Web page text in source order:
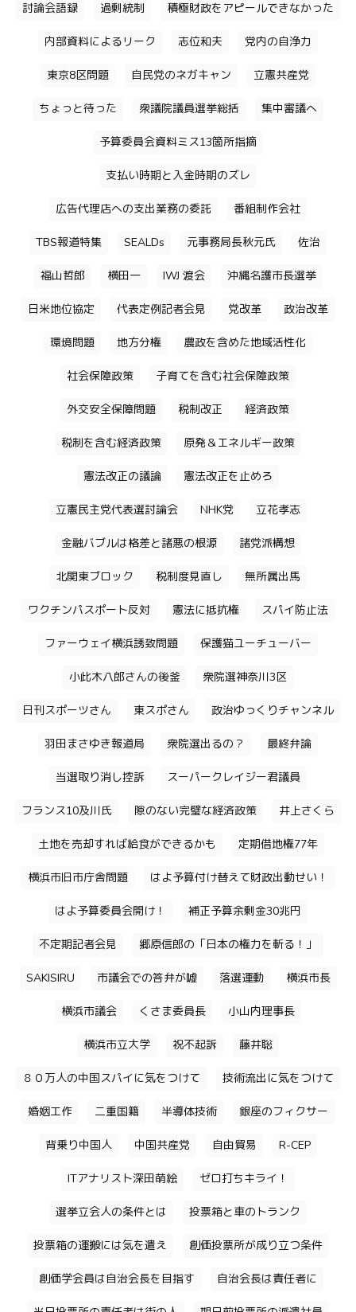
討論会語録 過剰統制 積極財政をアピールできなかった
内部資料によるリーク 志位和夫 党内の自浄力
東京8区問題 自民党のネガキャン 立憲共産党
ちょっと待った 衆議院議員選挙総括 集中審議へ
予算委員会資料ミス13箇所指摘
支払い時期と入金時期のズレ
広告代理店への支出業務の委託 番組制作会社
TBS報道特集 SEALDs 元事務局長秋元氏 佐治
福山哲郎 横田一 IWJ 渡会 沖縄名護市長選挙
日米地位協定 代表定例記者会見 党改革 政治改革
環境問題 地方分権 農政を含めた地域活性化
社会保障政策 子育てを含む社会保障政策
外交安全保障問題 税制改正 経済政策
税制を含む経済政策 原発＆エネルギー政策
憲法改正の議論 憲法改正を止めろ
立憲民主党代表選討論会 NHK党 立花孝志
金融バブルは格差と諸悪の根源 諸党派構想
北関東ブロック 税制度見直し 無所属出馬
ワクチンパスポート反対 憲法に抵抗権 スパイ防止法
ファーウェイ横浜誘致問題 保護猫ユーチューバー
小此木八郎さんの後釜 衆院選神奈川3区
日刊スポーツさん 東スポさん 政治ゆっくりチャンネル
羽田まさゆき報道局 衆院選出るの？ 最終弁論
当選取り消し控訴 スーパークレイジー君議員
フランス10及川氏 隙のない完璧な経済政策 井上さくら
土地を売却すれば給食ができるかも 定期借地権77年
横浜市旧市庁舎問題 はよ予算付け替えて財政出動せい！
はよ予算委員会開け！ 補正予算余剰金30兆円
不定期記者会見 郷原信郎の「日本の権力を斬る！」
SAKISIRU 市議会での答弁が嘘 落選運動 横浜市長
横浜市議会 くさま委員長 小山内理事長
横浜市立大学 祝不起訴 藤井聡
８０万人の中国スパイに気をつけて 技術流出に気をつけて
婚姻工作 二重国籍 半導体技術 銀座のフィクサー
背乗り中国人 中国共産党 自由貿易 R-CEP
ITアナリスト深田萌絵 ゼロ打ちキライ！
選挙立会人の条件とは 投票箱と車のトランク
投票箱の運搬には気を遣え 創価投票所が成り立つ条件
創価学会員は自治会長を目指す 自治会長は責任者に